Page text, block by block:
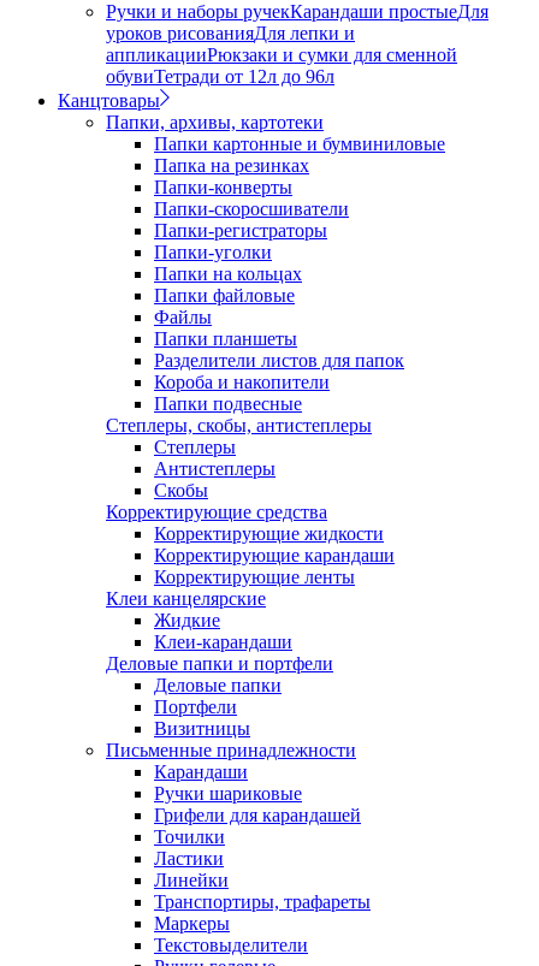
Ручки и наборы ручекКарандаши простыеДля
уроков рисованияДля лепки и
аппликацииРюкзаки и сумки для сменной
обувиТетради от 12л до 96л
Канцтовары
Папки, архивы, картотеки
Папки картонные и бумвиниловые
Папка на резинках
Папки-конверты
Папки-скоросшиватели
Папки-регистраторы
Папки-уголки
Папки на кольцах
Папки файловые
Файлы
Папки планшеты
Разделители листов для папок
Короба и накопители
Папки подвесные
Степлеры, скобы, антистеплеры
Степлеры
Антистеплеры
Скобы
Корректирующие средства
Корректирующие жидкости
Корректирующие карандаши
Корректирующие ленты
Клеи канцелярские
Жидкие
Клеи-карандаши
Деловые папки и портфели
Деловые папки
Портфели
Визитницы
Письменные принадлежности
Карандаши
Ручки шариковые
Грифели для карандашей
Точилки
Ластики
Линейки
Транспортиры, трафареты
Маркеры
Текстовыделители